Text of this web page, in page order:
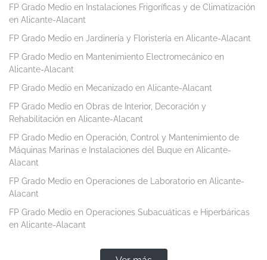
FP Grado Medio en Instalaciones Frigoríficas y de Climatización
en Alicante-Alacant
FP Grado Medio en Jardinería y Floristería en Alicante-Alacant
FP Grado Medio en Mantenimiento Electromecánico en
Alicante-Alacant
FP Grado Medio en Mecanizado en Alicante-Alacant
FP Grado Medio en Obras de Interior, Decoración y
Rehabilitación en Alicante-Alacant
FP Grado Medio en Operación, Control y Mantenimiento de
Máquinas Marinas e Instalaciones del Buque en Alicante-
Alacant
FP Grado Medio en Operaciones de Laboratorio en Alicante-
Alacant
FP Grado Medio en Operaciones Subacuáticas e Hiperbáricas
en Alicante-Alacant